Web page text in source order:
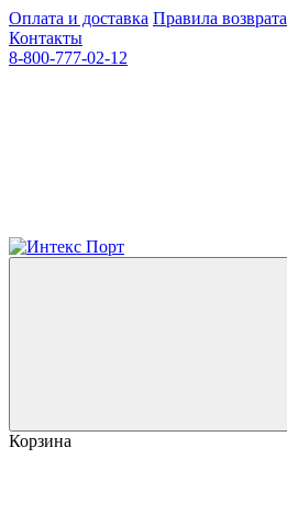
Оплата и доставка Правила возврата
Контакты
8-800-777-02-12
Корзина